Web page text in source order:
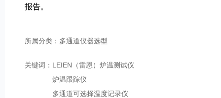
报告。
所属分类：多通道仪器选型
关键词： LEIEN（雷恩）炉温测试仪
炉温跟踪仪
多通道可选择温度记录仪